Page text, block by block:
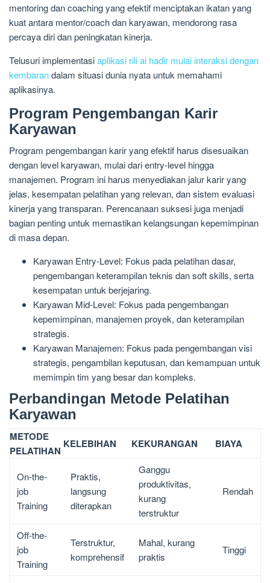
mentoring dan coaching yang efektif menciptakan ikatan yang
kuat antara mentor/coach dan karyawan, mendorong rasa
percaya diri dan peningkatan kinerja.
Telusuri implementasiaplikasi rili ai hadir mulai interaksi dengan
kembarandalam situasi dunia nyata untuk memahami
aplikasinya.
Program Pengembangan Karir
Karyawan
Program pengembangan karir yang efektif harus disesuaikan
dengan level karyawan, mulai dari entry-level hingga
manajemen. Program ini harus menyediakan jalur karir yang
jelas, kesempatan pelatihan yang relevan, dan sistem evaluasi
kinerja yang transparan. Perencanaan suksesi juga menjadi
bagian penting untuk memastikan kelangsungan kepemimpinan
di masa depan.
Karyawan Entry-Level: Fokus pada pelatihan dasar,
pengembangan keterampilan teknis dan soft skills, serta
kesempatan untuk berjejaring.
Karyawan Mid-Level: Fokus pada pengembangan
kepemimpinan, manajemen proyek, dan keterampilan
strategis.
Karyawan Manajemen: Fokus pada pengembangan visi
strategis, pengambilan keputusan, dan kemampuan untuk
memimpin tim yang besar dan kompleks.
Perbandingan Metode Pelatihan
Karyawan
METODE
PELATIHAN
KELEBIHAN KEKURANGAN BIAYA
On-the-
job
Training
Praktis,
langsung
diterapkan
Ganggu
produktivitas,
kurang
terstruktur
Rendah
Off-the-
job
Training
Terstruktur,
komprehensif
Mahal, kurang
praktis
Tinggi